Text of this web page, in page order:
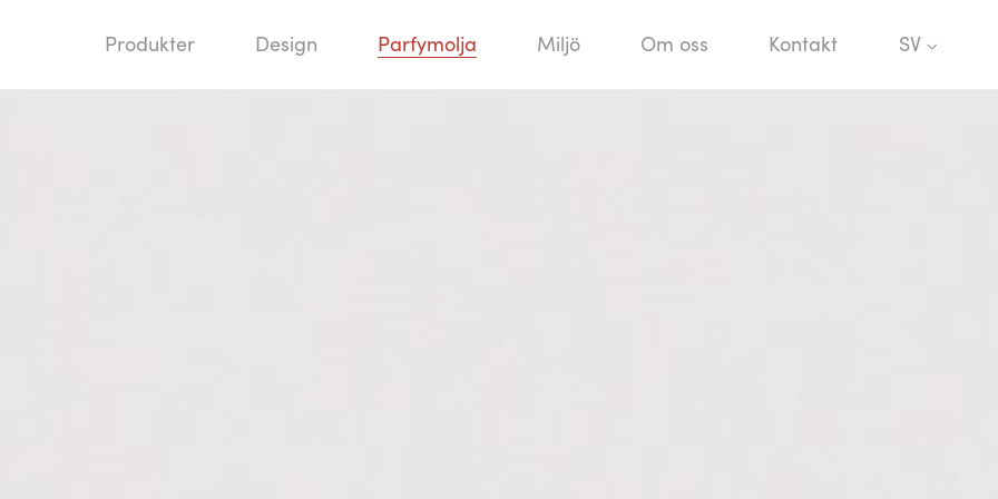
Produkter Design Parfymolja Miljö Om oss Kontakt SV